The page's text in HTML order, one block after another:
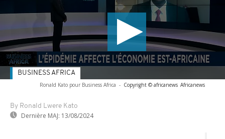
Ronald Kato pour Business Africa - Copyright © africanews Africanews
By Ronald Lwere Kato
Dernière MAJ: 13/08/2024
BUSINESS AFRICA